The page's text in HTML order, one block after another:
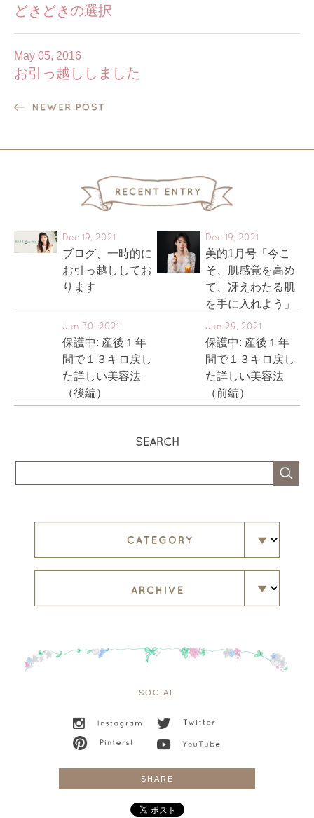
どきどきの選択
May 05, 2016
お引っ越ししました
Dec 19, 2021
ブログ、一時的に
お引っ越ししてお
ります
Dec 19, 2021
美的1月号「今こ
そ、肌感覚を高め
て、冴えわたる肌
を手に入れよう」
Jun 30, 2021
保護中: 産後１年
間で１３キロ戻し
た詳しい美容法
（後編）
Jun 29, 2021
保護中: 産後１年
間で１３キロ戻し
た詳しい美容法
（前編）
SEARCH
SOCIAL
SHARE